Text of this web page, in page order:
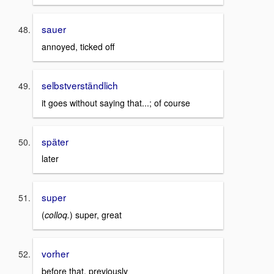
sauer
annoyed, ticked off
selbstverständlich
it goes without saying that...; of course
später
later
super
(colloq.) super, great
vorher
before that, previously